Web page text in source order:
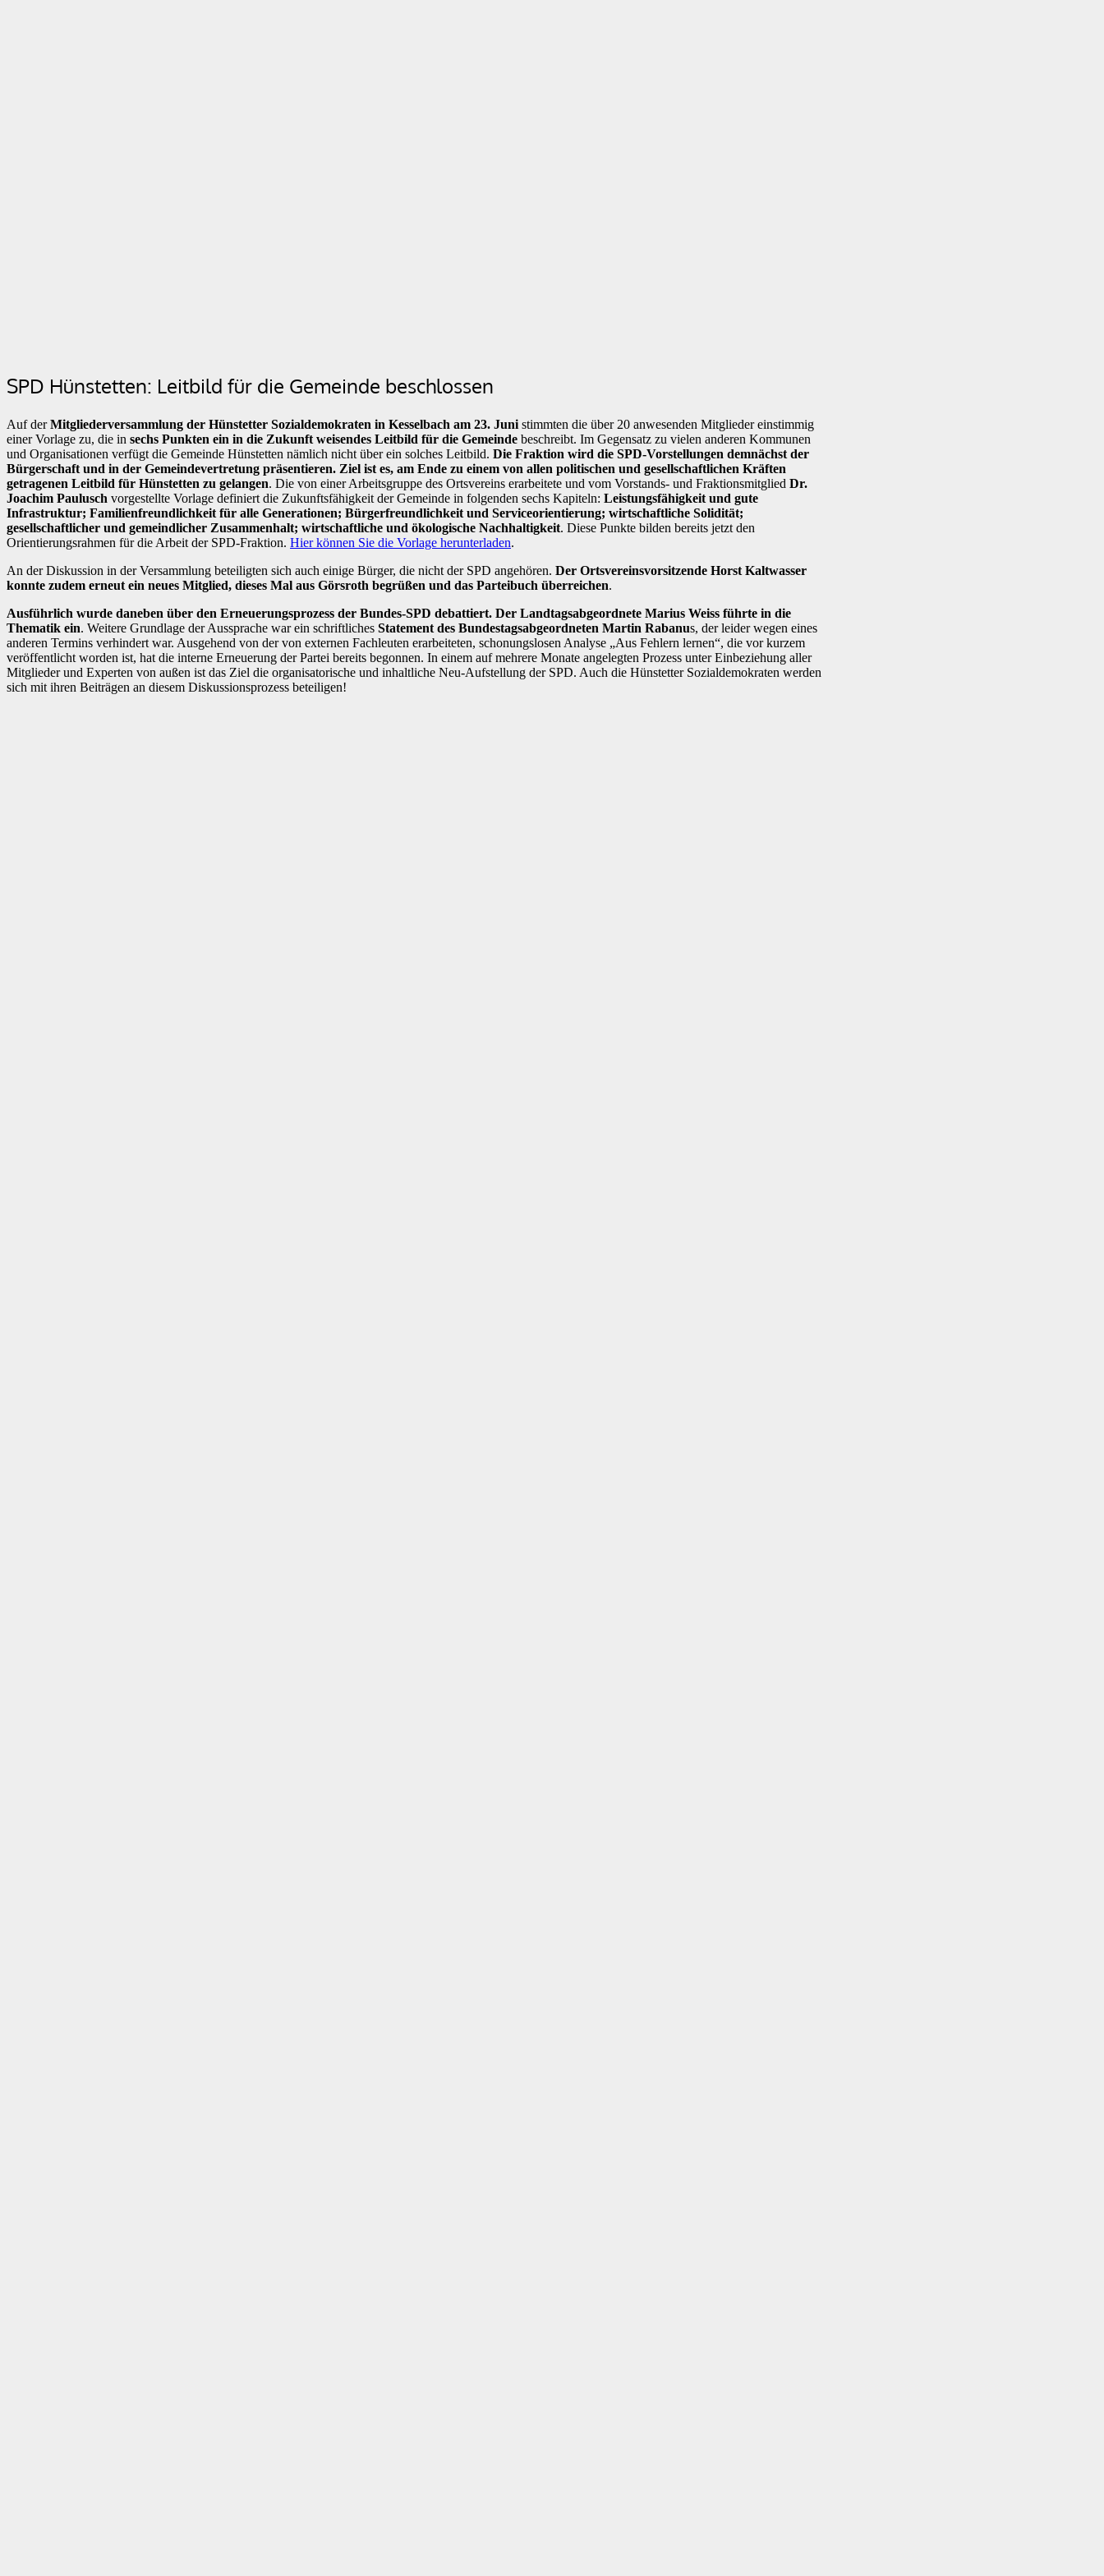
SPD Hünstetten: Leitbild für die Gemeinde beschlossen
Auf derMitgliederversammlung der Hünstetter Sozialdemokraten in Kesselbach am 23. Juni stimmten die über 20 anwesenden Mitglieder einstimmig
einer Vorlage zu, die in sechs Punkten ein in die Zukunft weisendes Leitbild für die Gemeinde beschreibt. Im Gegensatz zu vielen anderen Kommunen
und Organisationen verfügt die Gemeinde Hünstetten nämlich nicht über ein solches Leitbild. Die Fraktion wird die SPD-Vorstellungen demnächst der
Bürgerschaft und in der Gemeindevertretung präsentieren. Ziel ist es, am Ende zu einem von allen politischen und gesellschaftlichen Kräften
getragenen Leitbild für Hünstetten zu gelangen. Die von einer Arbeitsgruppe des Ortsvereins erarbeitete und vom Vorstands- und Fraktionsmitglied Dr.
Joachim Paulusch vorgestellte Vorlage definiert die Zukunftsfähigkeit der Gemeinde in folgenden sechs Kapiteln: Leistungsfähigkeit und gute
Infrastruktur; Familienfreundlichkeit für alle Generationen; Bürgerfreundlichkeit und Serviceorientierung; wirtschaftliche Solidität;
gesellschaftlicher und gemeindlicher Zusammenhalt; wirtschaftliche und ökologische Nachhaltigkeit. Diese Punkte bilden bereits jetzt den
Orientierungsrahmen für die Arbeit der SPD-Fraktion. Hier können Sie die Vorlage herunterladen.
An der Diskussion in der Versammlung beteiligten sich auch einige Bürger, die nicht der SPD angehören. Der Ortsvereinsvorsitzende Horst Kaltwasser
konnte zudem erneut ein neues Mitglied, dieses Mal aus Görsroth begrüßen und das Parteibuch überreichen.
Ausführlich wurde daneben über den Erneuerungsprozess der Bundes-SPD debattiert. Der Landtagsabgeordnete Marius Weiss führte in die
Thematik ein. Weitere Grundlage der Aussprache war ein schriftliches Statement des Bundestagsabgeordneten Martin Rabanus, der leider wegen eines
anderen Termins verhindert war. Ausgehend von der von externen Fachleuten erarbeiteten, schonungslosen Analyse „Aus Fehlern lernen“, die vor kurzem
veröffentlicht worden ist, hat die interne Erneuerung der Partei bereits begonnen. In einem auf mehrere Monate angelegten Prozess unter Einbeziehung aller
Mitglieder und Experten von außen ist das Ziel die organisatorische und inhaltliche Neu-Aufstellung der SPD. Auch die Hünstetter Sozialdemokraten werden
sich mit ihren Beiträgen an diesem Diskussionsprozess beteiligen!